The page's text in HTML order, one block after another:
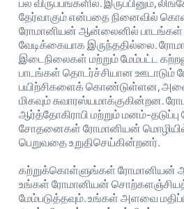
பல விருப்பங்களில். இருப்பினும்,
தேர்வாகும் என்பதை நினைவில்
ரோமானியன் ஆன்லைனில் பாடங்கள்
வேடிக்கையாக இருந்ததில்லை.
இடைநிலைகள் மற்றும் மேம்பட்ட
பாடங்கள் தொடர்ச்சியான ஊடாடும்
பயிற்சிகளைக் கொண்டுள்ளன,
மிகவும் சுவாரஸ்யமாக்குகின்றன.
ஆர்த்தோகிராபி மற்றும் மனம்-
சோதனைகள் ரோமானியன்
பெறுவதை உறுதிசெய்கின்றனர்.
கற்றுக்கொள்ளுங்கள் ரோமானியன்
உங்கள் ரோமானியன்
மேம்படுத்தவும். உங்கள் அளவை